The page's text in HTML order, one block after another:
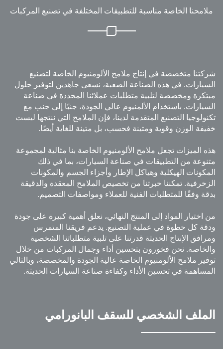
الخاصة مناسبة للتطبيقات المختلفة في تصنيع المركبات
متخصصة في إنتاج ملامح الألومنيوم الخاصة لتصنيع
في هذه الصناعة الصعبة، نسعى جاهدين لتوفير حلول
ومخصصة لتلبية متطلبات عملائنا المحددة في صناعة
باستخدام الألمنيوم عالي الجودة، جنبًا إلى جنب مع
التصنيع المتقدمة لدينا، فإن الملامح التي ننتجها ليست
الوزن وقوية ومتينة فحسب، بل متينة للغاية أيضًا.
الميزات تجعل ملامح الألومنيوم الخاصة بنا مثالية لمجموعة
من التطبيقات في صناعة السيارات، بما في ذلك
الهيكلية وهياكل الإطار وأجزاء الجسم والمكونات
تمكننا خبرتنا من تخصيص الملامح المعقدة والدقيقة
وفقًا للمتطلبات الفنية للعملاء ومواصفات التصميم.
المواد إلى المنتج النهائي، نعلق أهمية كبيرة على جودة
كل خطوة في عملية التصنيع. يدعم فريقنا المتمرس
الإنتاج الحديثة قدرتنا على تلبية متطلباتنا الشخصية
نحن فخورون بتحسين أداء وجمال المركبات من خلال
ملامح الألومنيوم الخاصة عالية الجودة والمخصصة، وبالتالي
في تحسين الأداء وكفاءة صناعة السيارات الحديثة.
الشخصي للسقف البانورامي